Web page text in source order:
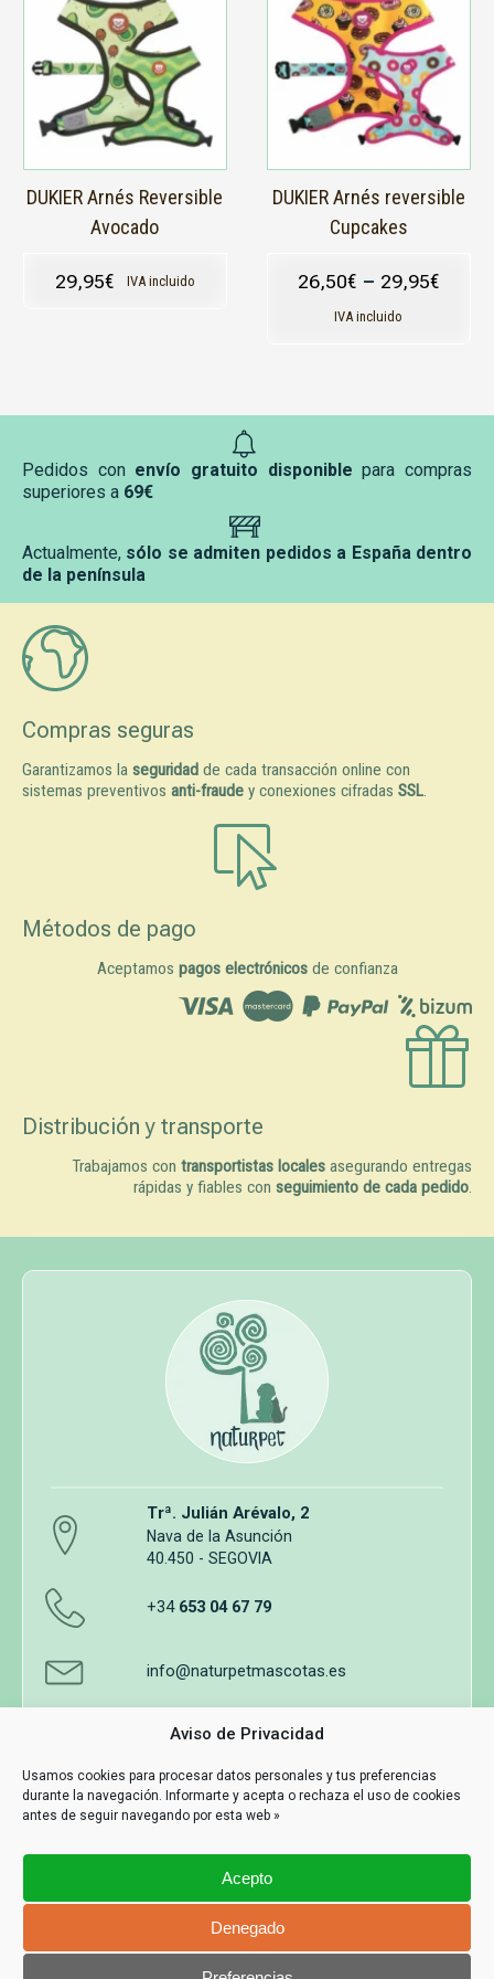
Aviso de Privacidad
Usamos cookies para procesar datos personales y tus preferencias
durante la navegación. Informarte y acepta o rechaza el uso de cookies
antes de seguir navegando por esta web »
Acepto
Denegado
DUKIER Arnés Reversible
Avocado
29,95€ IVA incluido
tiene
múltiples
variantes.
opciones
se
elegir
en
producto
DUKIER Arnés reversible
Cupcakes
26,50€ – 29,95€
IVA incluido
tiene
múltiples
variantes.
Las
opciones
elegir
en
producto
Pedidos con envío gratuito disponible para compras
superiores a 69€
Actualmente, sólo se admiten pedidos a España dentro
de la península
Compras seguras
Garantizamos la seguridad de cada transacción online con
sistemas preventivos anti-fraude y conexiones cifradas SSL.
Métodos de pago
Aceptamos pagos electrónicosde confianza
Distribución y transporte
Trabajamos con transportistas locales asegurando entregas
rápidas y fiables con seguimiento de cada pedido.
Trª. Julián Arévalo, 2
Nava de la Asunción
40.450 - SEGOVIA
+34 653 04 67 79
info@naturpetmascotas.es
Con Tecnología MASWEB
Aviso legal Política de privacidad
Términos y Condiciones de Compra
Información y contacto